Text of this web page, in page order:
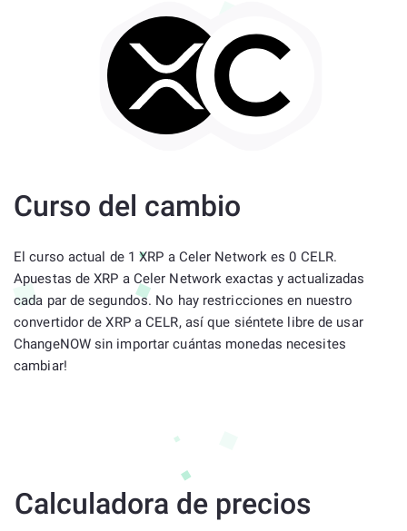
Curso del cambio
El curso actual de 1 XRP a Celer Network es 0 CELR.
Apuestas de XRP a Celer Network exactas y actualizadas
cada par de segundos. No hay restricciones en nuestro
convertidor de XRP a CELR, así que siéntete libre de usar
ChangeNOW sin importar cuántas monedas necesites
cambiar!
Calculadora de precios